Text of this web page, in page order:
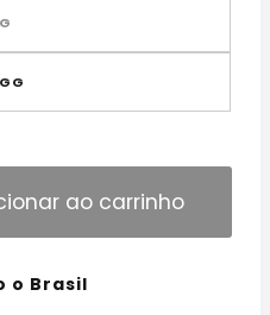
ao carrinho
o Brasil